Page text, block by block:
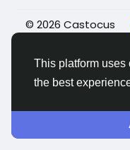
This platform uses
the best
© 2026 Castocus
conosco